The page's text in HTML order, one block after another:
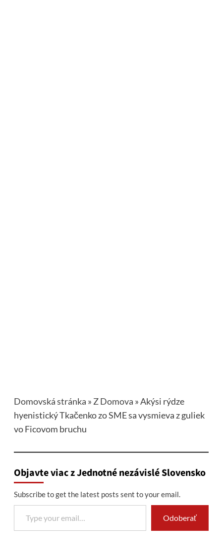
Domovská stránka » Z Domova »Akýsi rýdze
hyenistický Tkačenko zo SME sa vysmieva z guliek
vo Ficovom bruchu
Objavte viac z Jednotné nezávislé Slovensko
Subscribe to get the latest posts sent to your email.
Type your email…
Odoberať